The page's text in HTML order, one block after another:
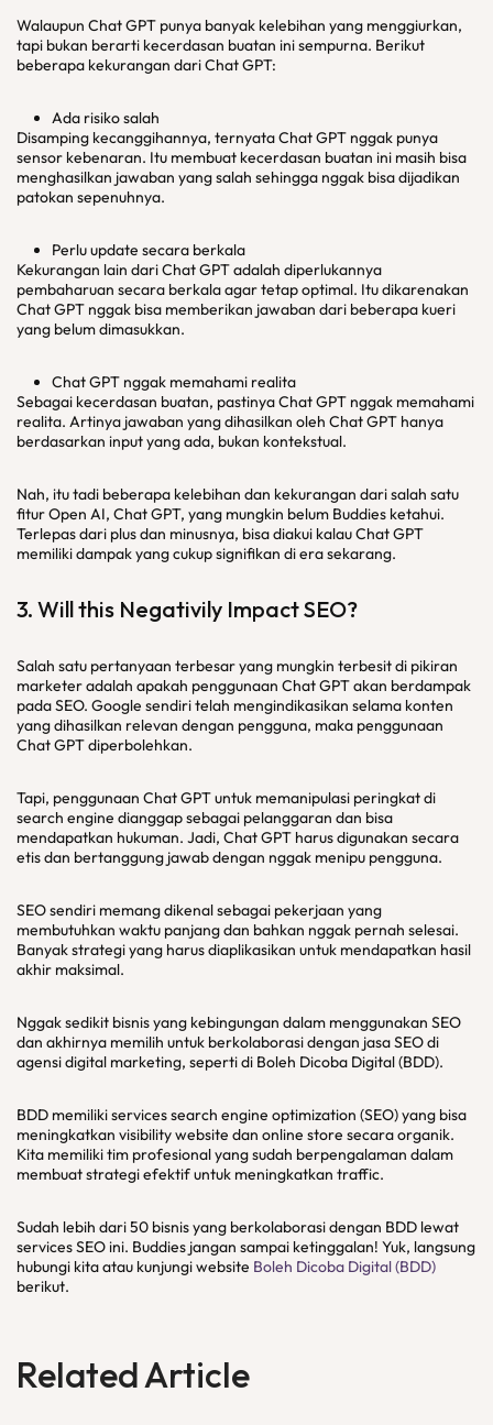
Walaupun Chat GPT punya banyak kelebihan yang menggiurkan,
tapi bukan berarti kecerdasan buatan ini sempurna. Berikut
beberapa kekurangan dari Chat GPT:
Ada risiko salah
Disamping kecanggihannya, ternyata Chat GPT nggak punya
sensor kebenaran. Itu membuat kecerdasan buatan ini masih bisa
menghasilkan jawaban yang salah sehingga nggak bisa dijadikan
patokan sepenuhnya.
Perlu update secara berkala
Kekurangan lain dari Chat GPT adalah diperlukannya
pembaharuan secara berkala agar tetap optimal. Itu dikarenakan
Chat GPT nggak bisa memberikan jawaban dari beberapa kueri
yang belum dimasukkan.
Chat GPT nggak memahami realita
Sebagai kecerdasan buatan, pastinya Chat GPT nggak memahami
realita. Artinya jawaban yang dihasilkan oleh Chat GPT hanya
berdasarkan input yang ada, bukan kontekstual.
Nah, itu tadi beberapa kelebihan dan kekurangan dari salah satu
fitur Open AI, Chat GPT, yang mungkin belum Buddies ketahui.
Terlepas dari plus dan minusnya, bisa diakui kalau Chat GPT
memiliki dampak yang cukup signifikan di era sekarang.
3. Will this Negativily Impact SEO?
Salah satu pertanyaan terbesar yang mungkin terbesit di pikiran
marketer adalah apakah penggunaan Chat GPT akan berdampak
pada SEO. Google sendiri telah mengindikasikan selama konten
yang dihasilkan relevan dengan pengguna, maka penggunaan
Chat GPT diperbolehkan.
Tapi, penggunaan Chat GPT untuk memanipulasi peringkat di
search engine dianggap sebagai pelanggaran dan bisa
mendapatkan hukuman. Jadi, Chat GPT harus digunakan secara
etis dan bertanggung jawab dengan nggak menipu pengguna.
SEO sendiri memang dikenal sebagai pekerjaan yang
membutuhkan waktu panjang dan bahkan nggak pernah selesai.
Banyak strategi yang harus diaplikasikan untuk mendapatkan hasil
akhir maksimal.
Nggak sedikit bisnis yang kebingungan dalam menggunakan SEO
dan akhirnya memilih untuk berkolaborasi dengan jasa SEO di
agensi digital marketing, seperti di Boleh Dicoba Digital (BDD).
BDD memiliki services search engine optimization (SEO) yang bisa
meningkatkan visibility website dan online store secara organik.
Kita memiliki tim profesional yang sudah berpengalaman dalam
membuat strategi efektif untuk meningkatkan traffic.
Sudah lebih dari 50 bisnis yang berkolaborasi dengan BDD lewat
services SEO ini. Buddies jangan sampai ketinggalan! Yuk, langsung
hubungi kita atau kunjungi website Boleh Dicoba Digital (BDD)
berikut.
Related Article